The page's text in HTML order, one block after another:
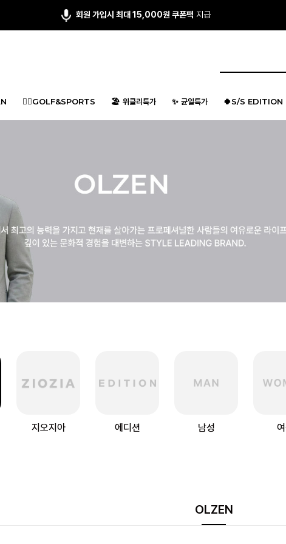
앱다운 3,000원쿠폰 증정
🏌️‍♂️GOLF&SPORTS 🏖️ 위클리특가 ✨ 균일특가 🍀S/S EDITION
지오지아 에디션 남성
OLZEN